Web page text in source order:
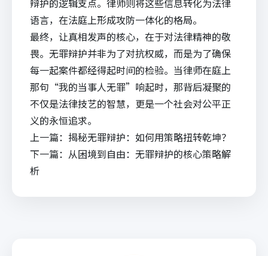
辩护的逻辑支点。律师则将这些信息转化为法律
语言，在法庭上形成攻防一体化的格局。
最终，让真相发声的核心，在于对法律精神的敬
畏。无罪辩护并非为了对抗权威，而是为了确保
每一起案件都经得起时间的检验。当律师在庭上
那句“我的当事人无罪”响起时，那背后凝聚的
不仅是法律技艺的智慧，更是一个社会对公平正
义的永恒追求。
上一篇： 揭秘无罪辩护：如何用策略扭转乾坤？
下一篇： 从困境到自由：无罪辩护的核心策略解
析